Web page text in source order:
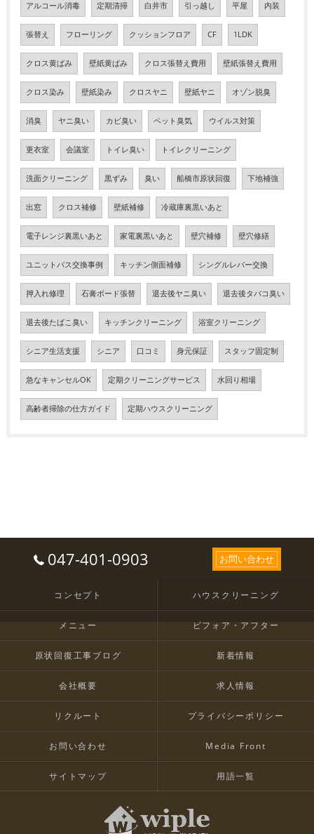
アルコール消毒 定期清掃 白井市 引っ越し 平屋 内装
張替え フローリング クッションフロア CF 1LDK
クロス黄ばみ 壁紙黄ばみ クロス張替え費用 壁紙張替え費用
クロス染み 壁紙染み クロスヤニ 壁紙ヤニ オゾン脱臭
消臭 ヤニ臭い カビ臭い ペット臭気 ウイルス対策
更衣室 会議室 トイレ臭い トイレクリーニング
洗面クリーニング 黒ずみ 臭い 船橋市原状回復 下地補強
出窓 クロス補修 壁紙補修 冷蔵庫裏黒いあと
電子レンジ裏黒いあと 家電裏黒いあと 壁穴補修 壁穴修繕
ユニットバス交換事例 キッチン側面補修 シングルレバー交換
押入れ修理 石膏ボード張替 退去後ヤニ臭い 退去後タバコ臭い
退去後たばこ臭い キッチンクリーニング 浴室クリーニング
シニア生活支援 シニア 口コミ 身元保証 スタッフ固定制
急なキャンセルOK 定期クリーニングサービス 水回り相場
高齢者掃除の仕方ガイド 定期ハウスクリーニング
047-401-0903 お問い合わせ
コンセプト ハウスクリーニング
メニュー ビフォア・アフター
原状回復工事ブログ 新着情報
会社概要 求人情報
リクルート プライバシーポリシー
お問い合わせ Media Front
サイトマップ 用語一覧